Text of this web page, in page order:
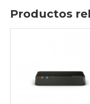
Productos